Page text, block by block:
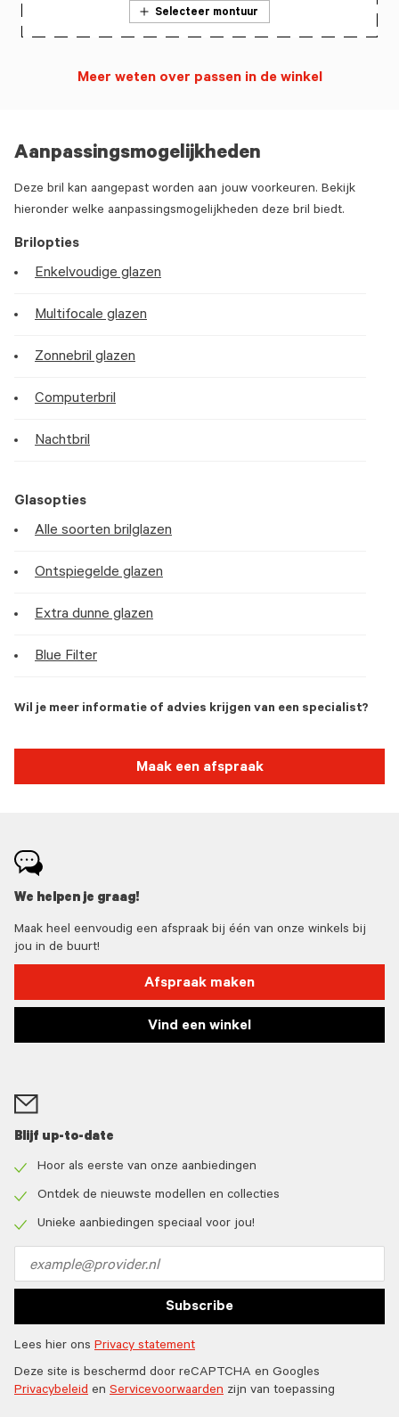
Aanpassingsmogelijkheden
Deze bril kan aangepast worden aan jouw voorkeuren. Bekijk
hieronder welke aanpassingsmogelijkheden deze bril biedt.
Brilopties
Enkelvoudige glazen
Multifocale glazen
Zonnebril glazen
Computerbril
Nachtbril
Glasopties
Alle soorten brilglazen
Ontspiegelde glazen
Extra dunne glazen
Blue Filter
Wil je meer informatie of advies krijgen van een specialist?
Maak een afspraak
Selecteer montuur
Meer weten over passen in de winkel
We helpen je graag!
Maak heel eenvoudig een afspraak bij één van onze winkels bij
jou in de buurt!
Afspraak maken
Vind een winkel
Blijf up-to-date
icon
Hoor als eerste van onze aanbiedingen
icon
Ontdek de nieuwste modellen en collecties
Unieke aanbiedingen speciaal voor jou!
address
Subscribe
Lees hier ons Privacy statement
Deze site is beschermd door reCAPTCHA en Googles
Privacybeleid en Servicevoorwaarden zijn van toepassing